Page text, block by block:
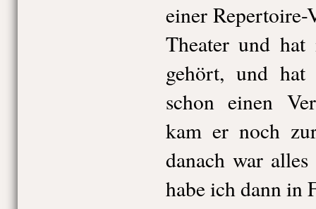
einer
Theater und
gehört, und
schon einen
kam er noch
danach war
habe ich dann in